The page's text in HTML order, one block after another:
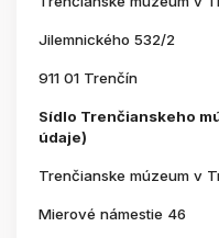
Jilemnického 532/2
911 01 Trenčín
Sídlo Trenčianskeho
údaje)
Trenčianske múzeum v
Mierové námestie 46